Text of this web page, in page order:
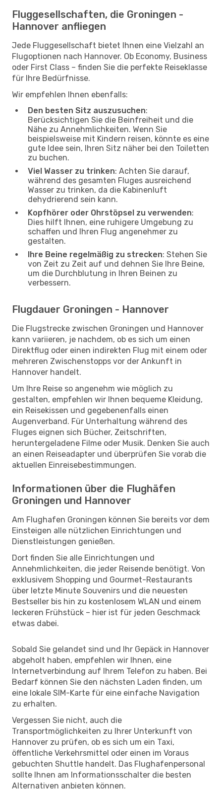
Fluggesellschaften, die Groningen -
Hannover anfliegen
Jede Fluggesellschaft bietet Ihnen eine Vielzahl an
Flugoptionen nach Hannover. Ob Economy, Business
oder First Class – finden Sie die perfekte Reiseklasse
für Ihre Bedürfnisse.
Wir empfehlen Ihnen ebenfalls:
Den besten Sitz auszusuchen:
Berücksichtigen Sie die Beinfreiheit und die
Nähe zu Annehmlichkeiten. Wenn Sie
beispielsweise mit Kindern reisen, könnte es eine
gute Idee sein, Ihren Sitz näher bei den Toiletten
zu buchen.
Viel Wasser zu trinken: Achten Sie darauf,
während des gesamten Fluges ausreichend
Wasser zu trinken, da die Kabinenluft
dehydrierend sein kann.
Kopfhörer oder Ohrstöpsel zu verwenden:
Dies hilft Ihnen, eine ruhigere Umgebung zu
schaffen und Ihren Flug angenehmer zu
gestalten.
Ihre Beine regelmäßig zu strecken: Stehen Sie
von Zeit zu Zeit auf und dehnen Sie Ihre Beine,
um die Durchblutung in Ihren Beinen zu
verbessern.
Flugdauer Groningen - Hannover
Die Flugstrecke zwischen Groningen und Hannover
kann variieren, je nachdem, ob es sich um einen
Direktflug oder einen indirekten Flug mit einem oder
mehreren Zwischenstopps vor der Ankunft in
Hannover handelt.
Um Ihre Reise so angenehm wie möglich zu
gestalten, empfehlen wir Ihnen bequeme Kleidung,
ein Reisekissen und gegebenenfalls einen
Augenverband. Für Unterhaltung während des
Fluges eignen sich Bücher, Zeitschriften,
heruntergeladene Filme oder Musik. Denken Sie auch
an einen Reiseadapter und überprüfen Sie vorab die
aktuellen Einreisebestimmungen.
Informationen über die Flughäfen
Groningen und Hannover
Am Flughafen Groningen können Sie bereits vor dem
Einsteigen alle nützlichen Einrichtungen und
Dienstleistungen genießen.
Dort finden Sie alle Einrichtungen und
Annehmlichkeiten, die jeder Reisende benötigt. Von
exklusivem Shopping und Gourmet-Restaurants
über letzte Minute Souvenirs und die neuesten
Bestseller bis hin zu kostenlosem WLAN und einem
leckeren Frühstück – hier ist für jeden Geschmack
etwas dabei.
Sobald Sie gelandet sind und Ihr Gepäck in Hannover
abgeholt haben, empfehlen wir Ihnen, eine
Internetverbindung auf Ihrem Telefon zu haben. Bei
Bedarf können Sie den nächsten Laden finden, um
eine lokale SIM-Karte für eine einfache Navigation
zu erhalten.
Vergessen Sie nicht, auch die
Transportmöglichkeiten zu Ihrer Unterkunft von
Hannover zu prüfen, ob es sich um ein Taxi,
öffentliche Verkehrsmittel oder einen im Voraus
gebuchten Shuttle handelt. Das Flughafenpersonal
sollte Ihnen am Informationsschalter die besten
Alternativen anbieten können.